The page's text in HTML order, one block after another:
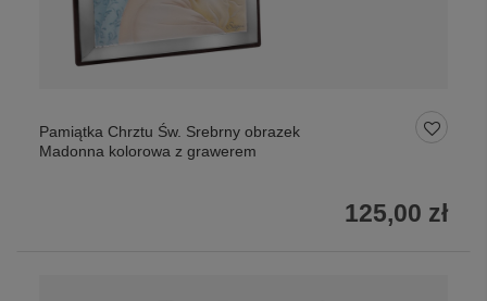
Pamiątka Chrztu Św. Srebrny obrazek
Madonna kolorowa z grawerem
125,00 zł